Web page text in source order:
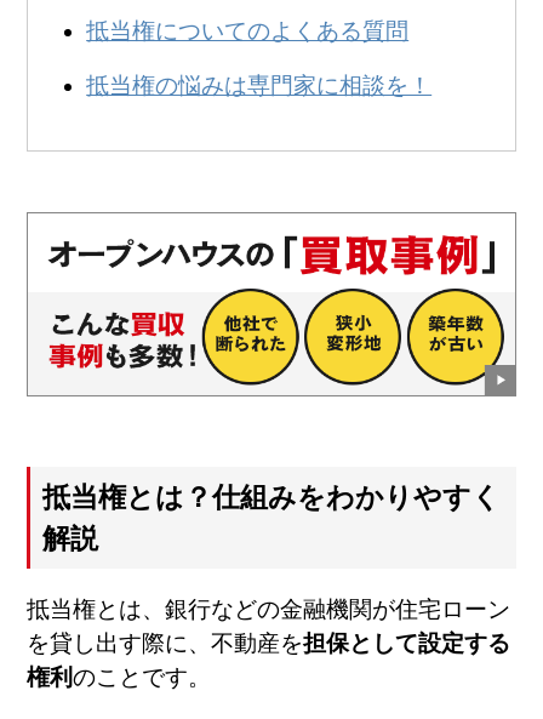
抵当権についてのよくある質問
抵当権の悩みは専門家に相談を！
抵当権とは？仕組みをわかりやすく
解説
抵当権とは、銀行などの金融機関が住宅ローン
を貸し出す際に、不動産を担保として設定する
権利のことです。